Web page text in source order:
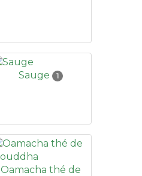
Sauge 1
Oamacha thé de